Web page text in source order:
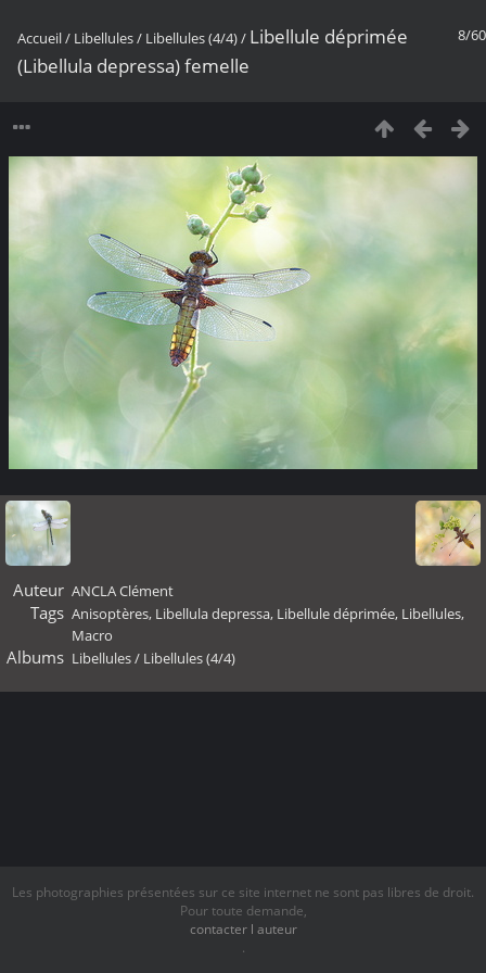
8/60
Accueil/ Libellules/ Libellules (4/4)/ Libellule déprimée
(Libellula depressa) femelle
Auteur ANCLA Clément
Tags Anisoptères, Libellula depressa, Libellule déprimée, Libellules,
Macro
Albums Libellules/ Libellules (4/4)
Les photographies présentées sur ce site internet ne sont pas libres de droit.
Pour toute demande,
contacter l auteur
.